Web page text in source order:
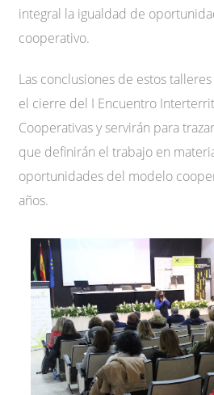
integral la igualdad de
cooperativo.
Las conclusiones de estos
el cierre del I Encuentro
Cooperativas y servirán para
que definirán el trabajo en
oportunidades del modelo
años.